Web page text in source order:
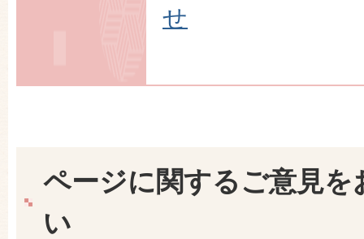
せ
ページに関するご意見を
い